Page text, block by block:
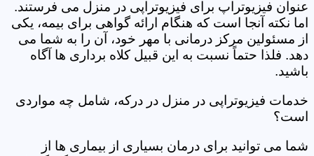
عنوان فیزیوتراپ برای فیزیوتراپی در منزل می فرستند.
اما نکته آنجا است که هنگام ارائه گواهی برای بیمه، یکی
از مسئولین مرکز درمانی با مهر خود، آن را به شما می
دهد. فلذا حتماً نسبت به این قبیل کلاه برداری ها آگاه
باشید.
خدمات فیزیوتراپی در منزل در درکه، شامل چه مواردی
است؟
شما می توانید برای درمان بسیاری از بیماری ها از